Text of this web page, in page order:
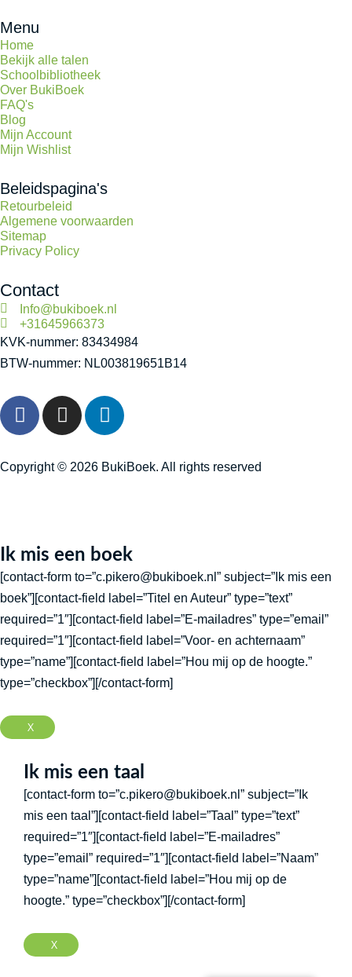
Menu
Home
Bekijk alle talen
Schoolbibliotheek
Over BukiBoek
FAQ's
Blog
Mijn Account
Mijn Wishlist
Beleidspagina's
Retourbeleid
Algemene voorwaarden
Sitemap
Privacy Policy
Contact
Info@bukiboek.nl
+31645966373
KVK-nummer: 83434984
BTW-nummer: NL003819651B14
F
a
e
-
f
I
n
t
m
L
i
k
Copyright © 2026 BukiBoek. All rights reserved
Ik mis een boek
[contact-form to=”c.pikero@bukiboek.nl” subject=”Ik mis een
boek”][contact-field label=”Titel en Auteur” type=”text”
required=”1″][contact-field label=”E-mailadres” type=”email”
required=”1″][contact-field label=”Voor- en achternaam”
type=”name”][contact-field label=”Hou mij op de hoogte.”
type=”checkbox”][/contact-form]
X
Ik mis een taal
[contact-form to=”c.pikero@bukiboek.nl” subject=”Ik
mis een taal”][contact-field label=”Taal” type=”text”
required=”1″][contact-field label=”E-mailadres”
type=”email” required=”1″][contact-field label=”Naam”
type=”name”][contact-field label=”Hou mij op de
hoogte.” type=”checkbox”][/contact-form]
X